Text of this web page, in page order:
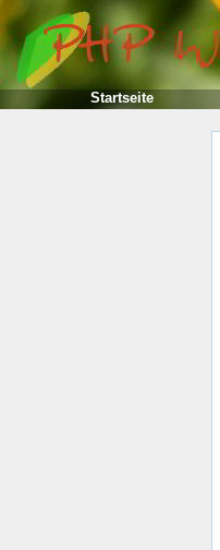
Startseite